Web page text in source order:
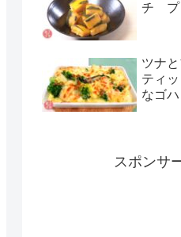
チ プ
ツナ
ティ
なゴ
スポンサ